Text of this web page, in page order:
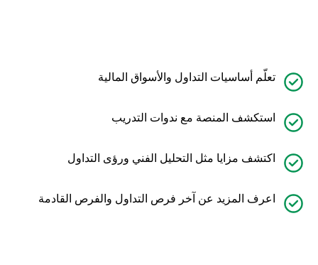
تعلّم أساسيات التداول والأسواق المالية
استكشف المنصة مع ندوات التدريب
اكتشف مزايا مثل التحليل الفني ورؤى التداول
اعرف المزيد عن آخر فرص التداول والفرص القادمة